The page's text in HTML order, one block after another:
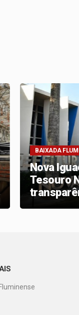
BAIXADA
Nova
Tesouro